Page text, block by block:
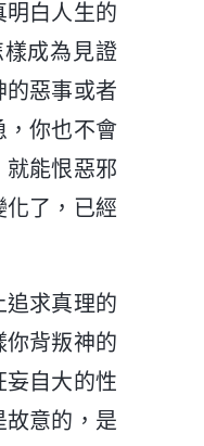
白人生的
成為見證
惡事或者
，你也不會
能恨惡邪
了，已經
求真理的
背叛神的
自大的性
意的，是